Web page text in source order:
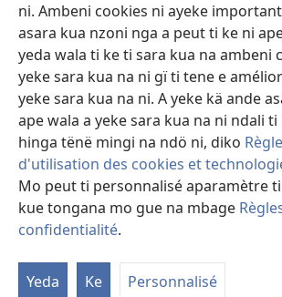
ni. Ambeni cookies ni ayeke
asara kua nzoni nga a peut ti ke ni
yeda wala ti ke ti sara kua na ambeni
yeke sara kua na ni gï ti tene e
yeke sara kua na ni. A yeke kä ande
ape wala a yeke sara kua na ni ndali
hinga tënë mingi na ndö ni, diko
d'utilisation des cookies et
Mo peut ti personnalisé aparamètre
kue tongana mo gue na mbage
confidentialité.
Yeda Ke Personnalisé
A-offrande
(zi
mbeni
fini
page)
BIBLIOTHÈQUE NA NDÖ TI INTERNET
(zi
mbeni
fini
page)
JW Hub ®
(zi
mbeni
fini
page)
Copyright© 2026 Watch Tower Bible and Tract
LEGE TI SARA KUA NA NI